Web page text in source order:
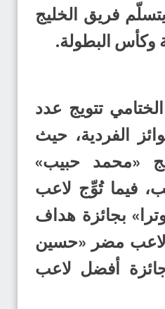
فريق الخليج
وكأس البطولة.
تتويج عدد
الفردية، حيث
«محمد حبيب»
فيما تُوِّج لاعب
بجائزة هداف
لاعب مضر «حسين
أفضل لاعب